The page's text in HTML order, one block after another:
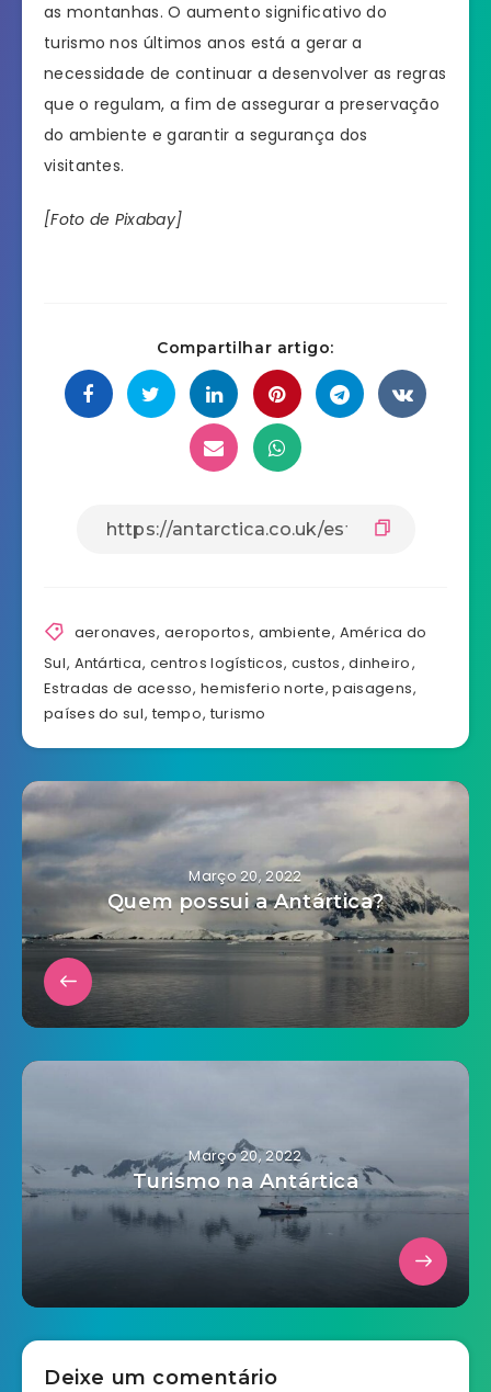
as montanhas. O aumento significativo do
turismo nos últimos anos está a gerar a
necessidade de continuar a desenvolver as regras
que o regulam, a fim de assegurar a preservação
do ambiente e garantir a segurança dos
visitantes.
[Foto de Pixabay]
Compartilhar artigo:
aeronaves, aeroportos, ambiente, América do
Sul, Antártica, centros logísticos, custos,dinheiro,
Estradas de acesso,hemisferio norte,paisagens,
países do sul, tempo, turismo
Março 20, 2022
Quem possui a Antártica?
Março 20, 2022
Turismo na Antártica
Deixe um comentário